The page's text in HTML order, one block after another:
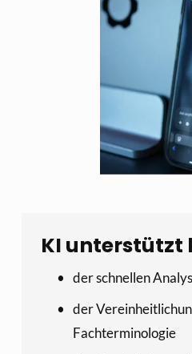
KI unterstützt
der schnellen
der
Fachterminologie